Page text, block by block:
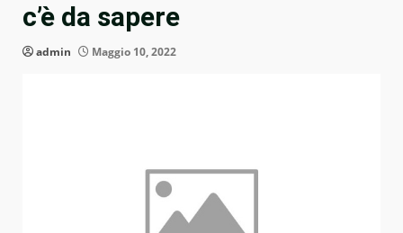
c’è da sapere
admin Maggio 10, 2022